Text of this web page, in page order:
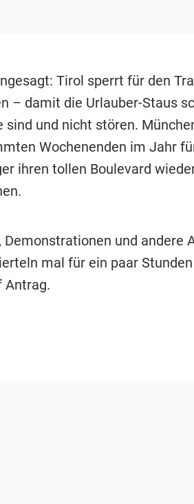
Tirol sperrt für den
– damit die Urlauber-Staus
und nicht stören.
Wochenenden im Jahr
ihren tollen Boulevard
und andere
mal für ein paar
Antrag.